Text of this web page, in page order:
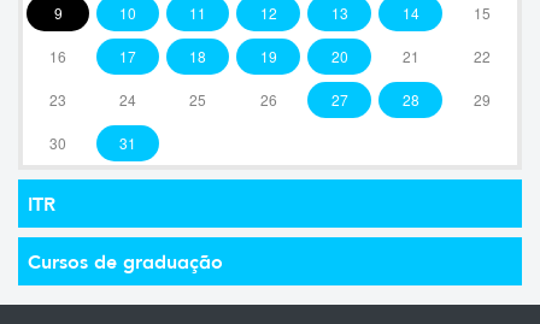
9 10 11 12 13 14 15
16 17 18 19 20 21 22
23 24 25 26 27 28 29
30 31
ITR
Cursos de graduação